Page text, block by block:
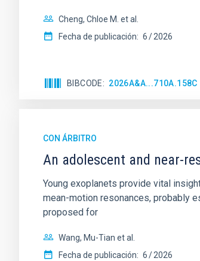
Cheng, Chloe M. et al.
Fecha de publicación: 6 2026
BIBCODE 2026A&A...710A.158C
CON ÁRBITRO
An adolescent and near-
Young exoplanets provide vital
mean-motion resonances, probably
proposed for
Wang, Mu-Tian et al.
Fecha de publicación: 6 2026